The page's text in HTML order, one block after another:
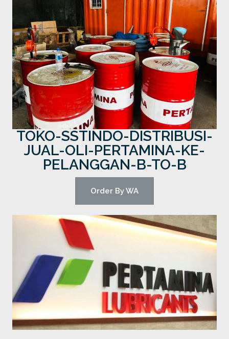
TOKO-SSTINDO-DISTRIBUSI-
JUAL-OLI-PERTAMINA-KE-
PELANGGAN-B-TO-B
Order By WA